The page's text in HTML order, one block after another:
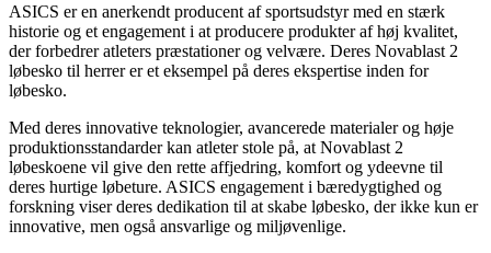
ASICS er en anerkendt producent af sportsudstyr med en stærk
historie og et engagement i at producere produkter af høj kvalitet,
der forbedrer atleters præstationer og velvære. Deres Novablast 2
løbesko til herrer er et eksempel på deres ekspertise inden for
løbesko.
Med deres innovative teknologier, avancerede materialer og høje
produktionsstandarder kan atleter stole på, at Novablast 2
løbeskoene vil give den rette affjedring, komfort og ydeevne til
deres hurtige løbeture. ASICS engagement i bæredygtighed og
forskning viser deres dedikation til at skabe løbesko, der ikke kun er
innovative, men også ansvarlige og miljøvenlige.